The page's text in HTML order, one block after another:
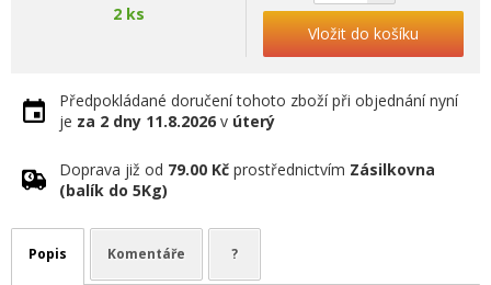
2 ks
Vložit do košíku
Předpokládané doručení tohoto zboží při objednání nyní
je za 2 dny 11.8.2026 v úterý
Doprava již od 79.00 Kč prostřednictvím Zásilkovna
(balík do 5Kg)
Popis Komentáře ?